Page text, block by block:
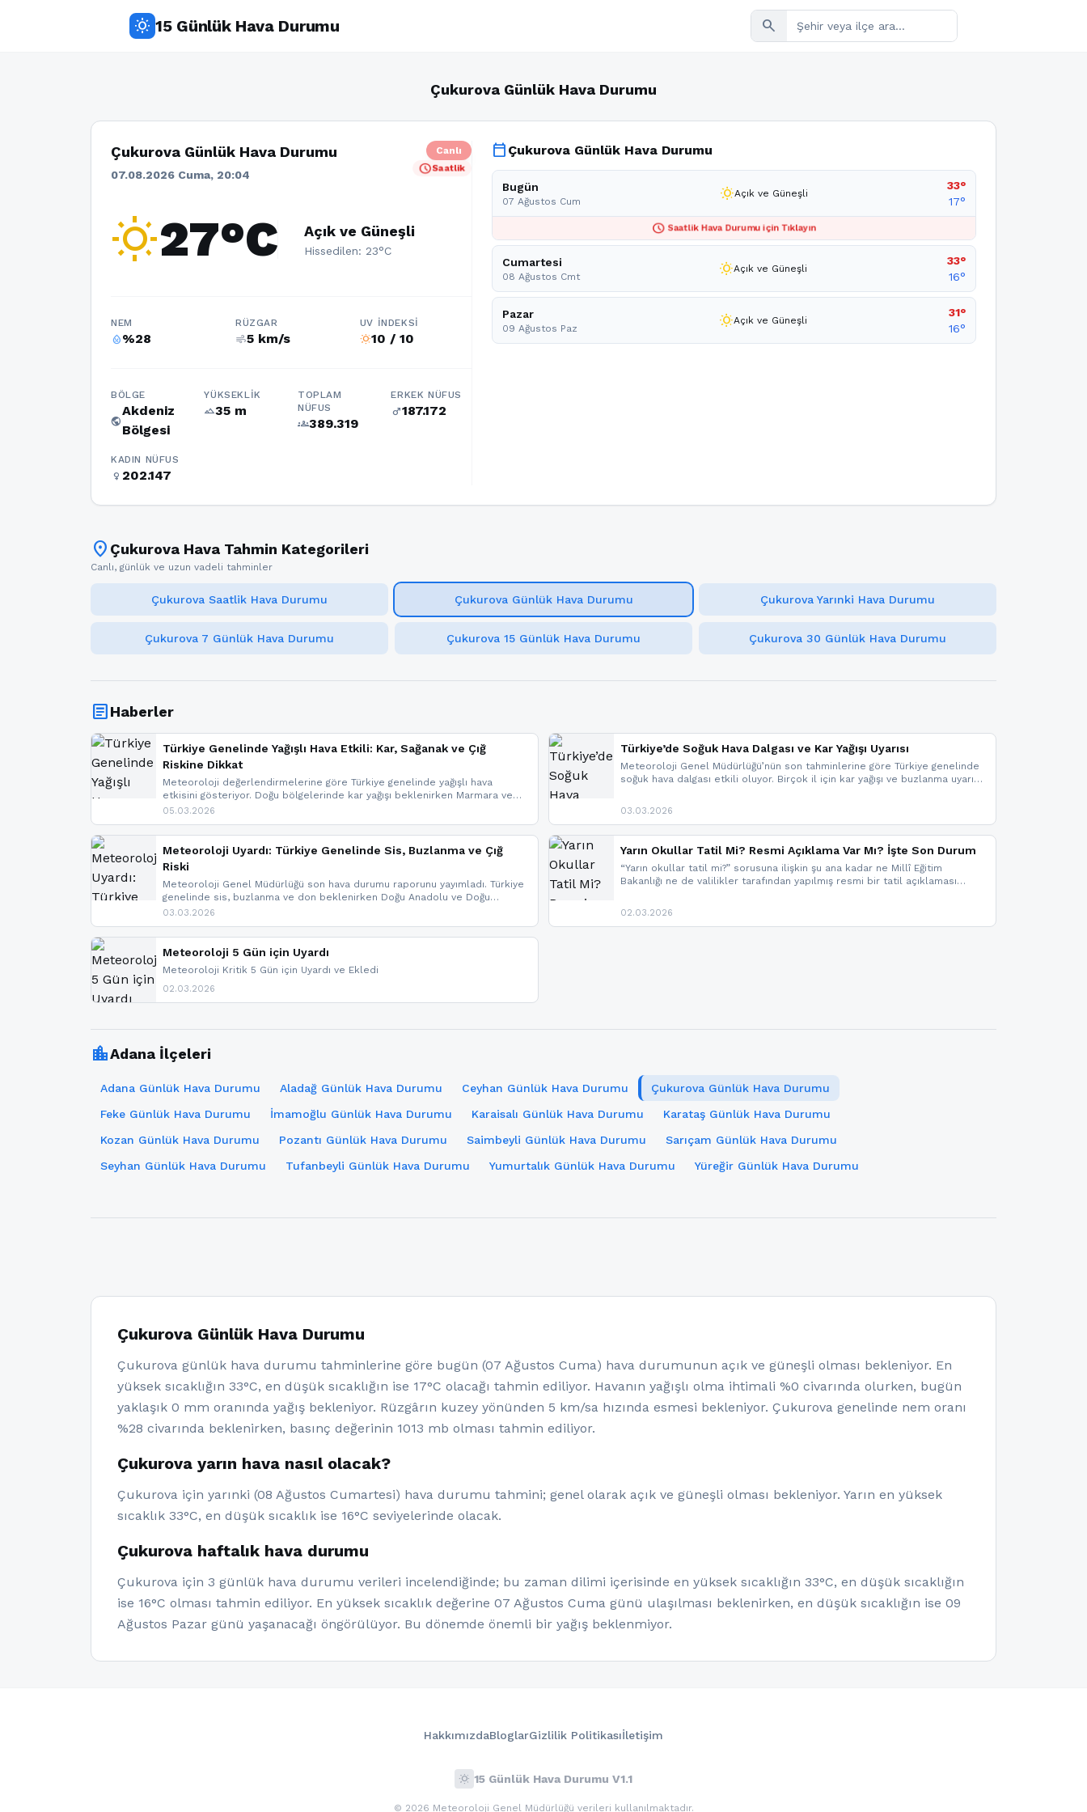
wb_sunny 15 Günlük Hava Durumu search
Çukurova Günlük Hava Durumu
Çukurova Günlük Hava Durumu
07.08.2026 Cuma, 20:04
Canlı
scheduleSaatlik
wb_sunny27°C Açık ve Güneşli
Hissedilen: 23°C
NEM
humidity_percentage%28
RÜZGAR
air5 km/s
UV İNDEKSI
wb_sunny10 / 10
BÖLGE
public
Akdeniz
Bölgesi
YÜKSEKLIK
terrain35 m
TOPLAM
NÜFUS
groups389.319
ERKEK NÜFUS
male187.172
KADIN NÜFUS
female 202.147
calendar_today Çukurova Günlük Hava Durumu
Bugün
07 Ağustos Cum wb_sunnyAçık ve Güneşli
33°
17°
schedule Saatlik Hava Durumu için Tıklayın
Cumartesi
08 Ağustos Cmt wb_sunnyAçık ve Güneşli
33°
16°
Pazar
09 Ağustos Paz wb_sunnyAçık ve Güneşli
31°
16°
location_on Çukurova Hava Tahmin Kategorileri
Canlı, günlük ve uzun vadeli tahminler
Çukurova Saatlik Hava Durumu Çukurova Günlük Hava Durumu Çukurova Yarınki Hava Durumu
Çukurova 7 Günlük Hava Durumu Çukurova 15 Günlük Hava Durumu Çukurova 30 Günlük Hava Durumu
articleHaberler
Türkiye Genelinde Yağışlı Hava Etkili: Kar, Sağanak ve Çığ
Riskine Dikkat
Meteoroloji değerlendirmelerine göre Türkiye genelinde yağışlı hava
etkisini gösteriyor. Doğu bölgelerinde kar yağışı beklenirken Marmara ve
Kuzey Ege’de sağanak yağmur, yüksek kesimlerde ise çığ tehlikesi
yaşanabileceği belirtiliyor.
05.03.2026
Türkiye’de Soğuk Hava Dalgası ve Kar Yağışı Uyarısı
Meteoroloji Genel Müdürlüğü’nün son tahminlerine göre Türkiye genelinde
soğuk hava dalgası etkili oluyor. Birçok il için kar yağışı ve buzlanma uyarısı
03.03.2026
Meteoroloji Uyardı: Türkiye Genelinde Sis, Buzlanma ve Çığ
Riski
Meteoroloji Genel Müdürlüğü son hava durumu raporunu yayımladı. Türkiye
genelinde sis, buzlanma ve don beklenirken Doğu Anadolu ve Doğu
Karadeniz’in yüksek kesimlerinde çığ riski uyarısı yapıldı. İşte son dakika
03.03.2026
Yarın Okullar Tatil Mi? Resmi Açıklama Var Mı? İşte Son Durum
“Yarın okullar tatil mi?” sorusuna ilişkin şu ana kadar ne Millî Eğitim
Bakanlığı ne de valilikler tarafından yapılmış resmi bir tatil açıklaması
paylaşacağız. En hızlı şekilde haberdar olmak için sitemizi takip edebilir ve
02.03.2026
Meteoroloji 5 Gün için Uyardı
Meteoroloji Kritik 5 Gün için Uyardı ve Ekledi
02.03.2026
location_cityAdana İlçeleri
Adana Günlük Hava Durumu Aladağ Günlük Hava Durumu Ceyhan Günlük Hava Durumu
Çukurova Günlük Hava Durumu
Feke Günlük Hava Durumu
İmamoğlu Günlük Hava Durumu Karaisalı Günlük Hava Durumu
Karataş Günlük Hava Durumu
Kozan Günlük Hava Durumu
Pozantı Günlük Hava Durumu Saimbeyli Günlük Hava Durumu
Sarıçam Günlük Hava Durumu
Seyhan Günlük Hava Durumu
Tufanbeyli Günlük Hava Durumu Yumurtalık Günlük Hava Durumu Yüreğir Günlük Hava Durumu
Çukurova Günlük Hava Durumu
Çukurova günlük hava durumu tahminlerine göre bugün (07 Ağustos Cuma) hava durumunun açık ve güneşli olması bekleniyor. En
yüksek sıcaklığın 33°C, en düşük sıcaklığın ise 17°C olacağı tahmin ediliyor. Havanın yağışlı olma ihtimali %0 civarında olurken, bugün
yaklaşık 0 mm oranında yağış bekleniyor. Rüzgârın kuzey yönünden 5 km/sa hızında esmesi bekleniyor. Çukurova genelinde nem oranı
%28 civarında beklenirken, basınç değerinin 1013 mb olması tahmin ediliyor.
Çukurova yarın hava nasıl olacak?
Çukurova için yarınki (08 Ağustos Cumartesi) hava durumu tahmini; genel olarak açık ve güneşli olması bekleniyor. Yarın en yüksek
sıcaklık 33°C, en düşük sıcaklık ise 16°C seviyelerinde olacak.
Çukurova haftalık hava durumu
Çukurova için 3 günlük hava durumu verileri incelendiğinde; bu zaman dilimi içerisinde en yüksek sıcaklığın 33°C, en düşük sıcaklığın
ise 16°C olması tahmin ediliyor. En yüksek sıcaklık değerine 07 Ağustos Cuma günü ulaşılması beklenirken, en düşük sıcaklığın ise 09
Ağustos Pazar günü yaşanacağı öngörülüyor. Bu dönemde önemli bir yağış beklenmiyor.
HakkımızdaBloglarGizlilik Politikasıİletişim
wb_sunny 15 Günlük Hava Durumu V1.1
© 2026 Meteoroloji Genel Müdürlüğü verileri kullanılmaktadır.